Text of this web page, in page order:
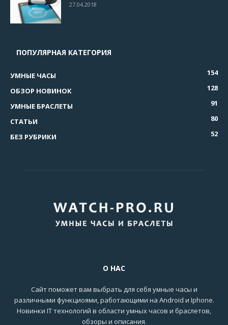
27.04.2018
ПОПУЛЯРНАЯ КАТЕГОРИЯ
УМНЫЕ ЧАСЫ
154
ОБЗОР НОВИНОК
128
УМНЫЕ БРАСЛЕТЫ
91
СТАТЬИ
80
БЕЗ РУБРИКИ
52
О НАС
Сайт поможет вам выбрать для себя умные часы и
различными функциоями, работающими на Android и Iphone.
Новинки IT технологий в области умных часов и браслетов,
обзоры и описания.